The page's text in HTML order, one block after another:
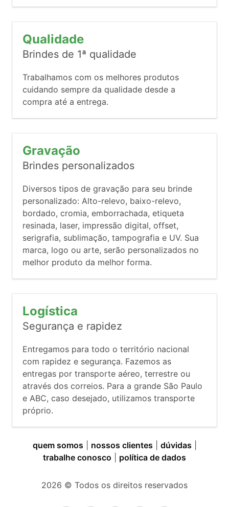
Qualidade
Brindes de 1ª qualidade
Trabalhamos com os melhores produtos
cuidando sempre da qualidade desde a
compra até a entrega.
Gravação
Brindes personalizados
Diversos tipos de gravação para seu brinde
personalizado: Alto-relevo, baixo-relevo,
bordado, cromia, emborrachada, etiqueta
resinada, laser, impressão digital, offset,
serigrafia, sublimação, tampografia e UV. Sua
marca, logo ou arte, serão personalizados no
melhor produto da melhor forma.
Logística
Segurança e rapidez
Entregamos para todo o território nacional
com rapidez e segurança. Fazemos as
entregas por transporte aéreo, terrestre ou
através dos correios. Para a grande São Paulo
e ABC, caso desejado, utilizamos transporte
próprio.
quem somos nossos clientes dúvidas
trabalhe conosco
política de dados
2026 © Todos os direitos reservados